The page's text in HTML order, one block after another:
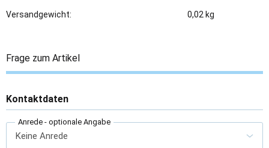
Versandgewicht: 0,02 kg
Frage zum Artikel
Kontaktdaten
Anrede - optionale Angabe